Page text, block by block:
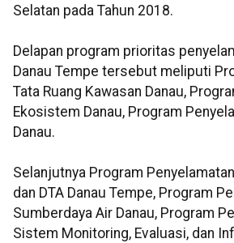
Selatan pada Tahun 2018.
Delapan program prioritas
Danau Tempe tersebut meliputi
Tata Ruang Kawasan Danau,
Ekosistem Danau, Program
Danau.
Selanjutnya Program
dan DTA Danau Tempe, Program
Sumberdaya Air Danau, Program
Sistem Monitoring, Evaluasi, dan